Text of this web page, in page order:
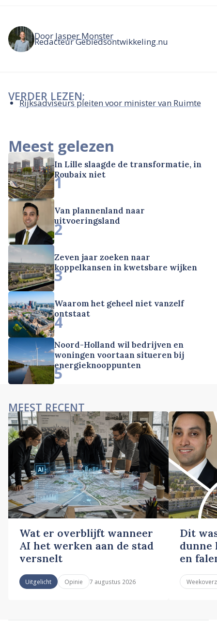
Door Jasper Monster
Redacteur Gebiedsontwikkeling.nu
VERDER LEZEN:
Rijksadviseurs pleiten voor minister van Ruimte
Meest gelezen
In Lille slaagde de transformatie, in
Roubaix niet
1
Van plannenland naar
uitvoeringsland
2
Zeven jaar zoeken naar
koppelkansen in kwetsbare wijken
3
Waarom het geheel niet vanzelf
ontstaat
4
Noord-Holland wil bedrijven en
woningen voortaan situeren bij
energieknooppunten
5
MEEST RECENT
Wat er overblijft wanneer
AI het werken aan de stad
versnelt
Uitgelicht Opinie 7 augustus 2026
Dit
dunne
en